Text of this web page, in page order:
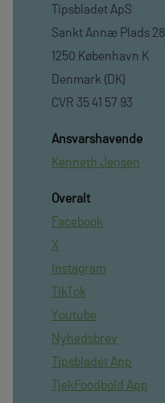
Tipsbladet ApS
Sankt Annæ Plads 28
1250 København K
Denmark (DK)
CVR 35 41 57 93
Ansvarshavende
Kenneth Jensen
Overalt
Facebook
X
Instagram
TikTok
Youtube
Nyhedsbrev
Tipsbladet App
TjekFoodbold App